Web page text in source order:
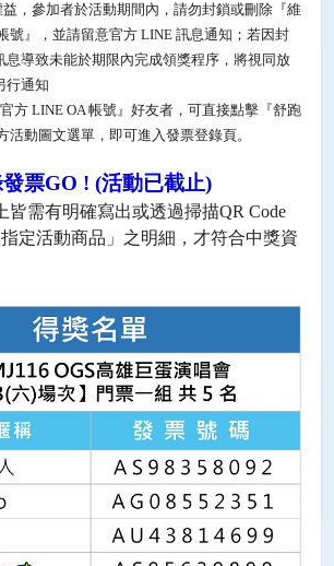
，參加者於活動期間內，請勿封鎖或刪除『維
號』，並請留意官方LINE 訊息通知；若因封
息導致未能於期限內完成領獎程序，將視同放
行通知
方LINE OA帳號』好友者，可直接點擊『舒跑
活動圖文選單，即可進入發票登錄頁。
票GO ! (活動已截止)
皆需有明確寫出或透過掃描QR Code
定活動商品」之明細，才符合中獎資